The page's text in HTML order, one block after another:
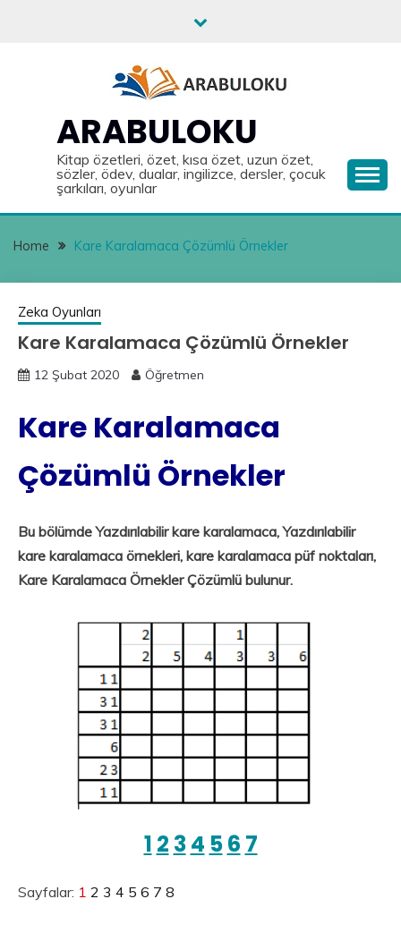
ARABULOKU
Kitap özetleri, özet, kısa özet, uzun özet,
sözler, ödev, dualar, ingilizce, dersler, çocuk
şarkıları, oyunlar
Home Kare Karalamaca Çözümlü Örnekler
Zeka Oyunları
Kare Karalamaca Çözümlü Örnekler
12 Şubat 2020 Öğretmen
Kare Karalamaca
Çözümlü Örnekler
Bu bölümde Yazdırılabilir kare karalamaca, Yazdırılabilir
kare karalamaca örnekleri, kare karalamaca püf noktaları,
Kare Karalamaca ÖrneklerÇözümlü bulunur.
1 2 34 56 7
Sayfalar: 1 2 3 4 5 6 7 8